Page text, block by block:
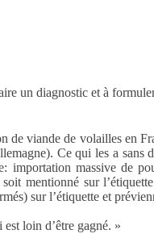
un diagnostic et à
de viande de volailles en
Ce qui les a sans
massive de
mentionné sur
sur l’étiquette et
loin d’être gagné. »